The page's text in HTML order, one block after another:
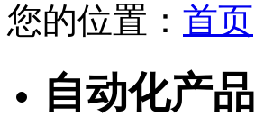
您的位置： 首页
自动化产